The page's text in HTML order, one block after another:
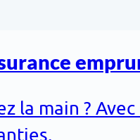
la main ?